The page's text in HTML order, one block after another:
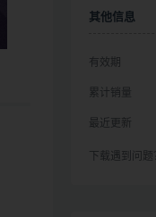
其他信息
有效期
累计销量
最近更新
下载遇到问